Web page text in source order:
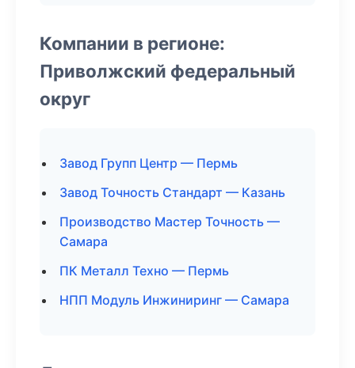
Компании в регионе:
Приволжский федеральный
округ
Завод Групп Центр — Пермь
Завод Точность Стандарт — Казань
Производство Мастер Точность —
Самара
ПК Металл Техно — Пермь
НПП Модуль Инжиниринг — Самара